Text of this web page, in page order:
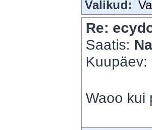
Valikud:
Re:
Saatis:
Waoo kui